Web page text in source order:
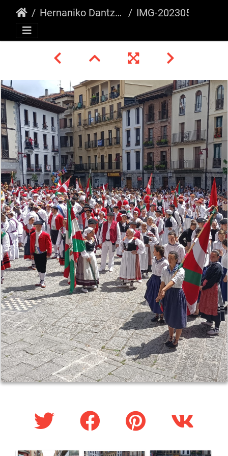
Hernaniko Dantza Astea 2023 IMG-20230507-WA0086